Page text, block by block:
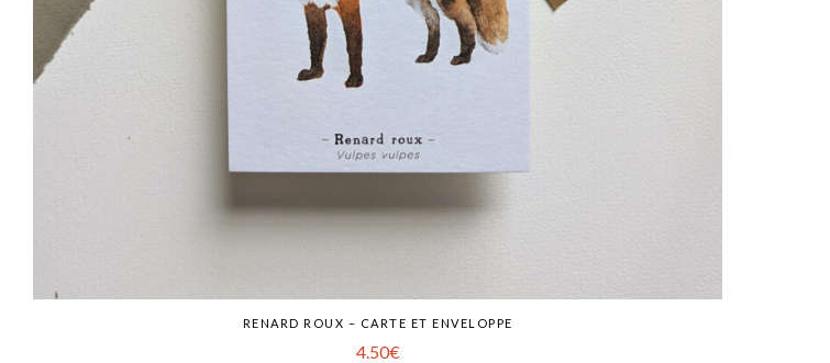
RENARD ROUX – CARTE ET ENVELOPPE
4.50€